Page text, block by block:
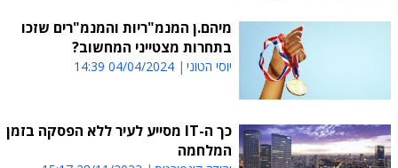
מיהם.ן המנמ"ריות והמנמ"רים שזכו
בתחרות מצטייני המחשוב?
יוסי הטוני 04/04/2024 14:39
כך ה-IT מסייע לעיר ללא הפסקה בזמן
המלחמה